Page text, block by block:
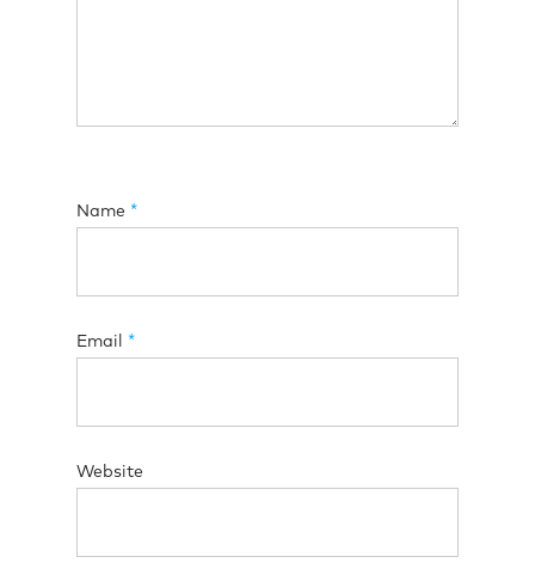
Name *
Email *
Website